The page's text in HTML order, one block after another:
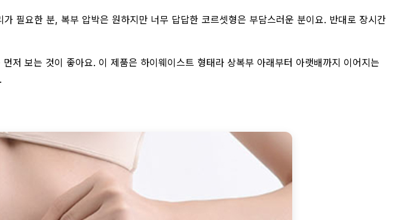
필요한 분, 복부 압박은 원하지만 너무 답답한 코르셋형은 부담스러운 분이요. 반대로 장시간
저 보는 것이 좋아요. 이 제품은 하이웨이스트 형태라 상복부 아래부터 아랫배까지 이어지는